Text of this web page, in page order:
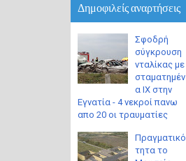
Δημοφιλείς αναρτήσεις
Σφοδρή
σύγκρουση
νταλίκας με
σταματημέν
α ΙΧ στην
Εγνατία - 4 νεκροί πανω
απο 20 οι τραυματίες
Πραγματικό
τητα το